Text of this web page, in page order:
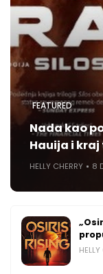
FEATURED
Nada kao
Hauija i
HELLY CHERRY 8